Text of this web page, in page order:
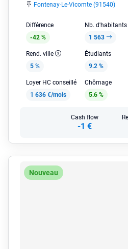
Fontenay-Le-Vicomte (91540)
Différence
-42 %
Nb. d'habitants
1 563
Rend. ville
5 %
Étudiants
9.2 %
Loyer HC conseillé
1 636 €/mois
Chômage
5.6 %
Cash flow
-1 €
Nouveau